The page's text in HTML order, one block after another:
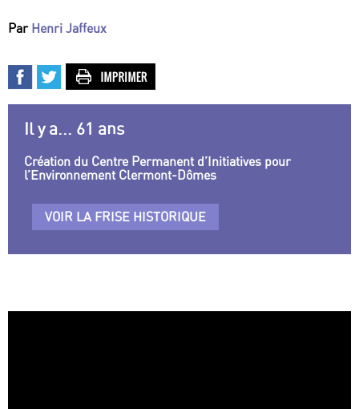
Par Henri Jaffeux
Il y a... 61 ans
Création du Centre Permanent d’Initiatives pour
l’Environnement Clermont-Dômes
VOIR LA FRISE HISTORIQUE